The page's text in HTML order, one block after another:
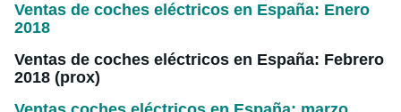
Ventas de coches eléctricos en España: Enero
2018
Ventas de coches eléctricos en España: Febrero
2018 (prox)